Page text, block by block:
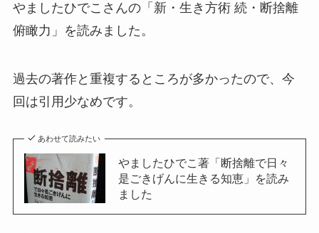
やましたひでこさんの「新・生き方術 続・断捨離
俯瞰力」を読みました。
過去の著作と重複するところが多かったので、今
回は引用少なめです。
あわせて読みたい
やましたひでこ著「断捨離で日々
是ごきげんに生きる知恵」を読み
ました